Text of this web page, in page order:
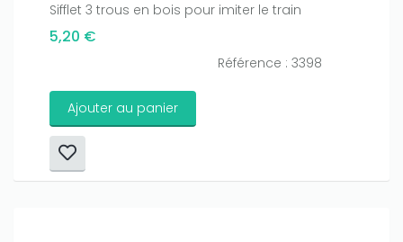
Sifflet 3 trous en bois pour imiter le train
5,20 €
Référence : 3398
Ajouter au panier